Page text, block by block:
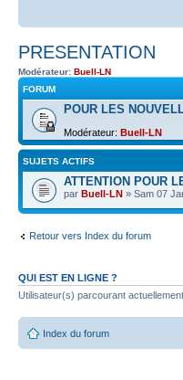
PRESENTATION
Modérateur: Buell-LN
FORUM
POUR LES
Modérateur: Buell-LN
SUJETS ACTIFS
ATTENTION POUR
par Buell-LN » Sam 07
Retour vers Index du forum
QUI EST EN LIGNE ?
Utilisateur(s) parcourant
Index du forum